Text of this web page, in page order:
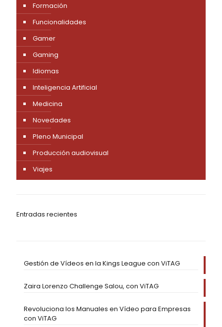
Formación
Funcionalidades
Gamer
Gaming
Idiomas
Inteligencia Artificial
Medicina
Novedades
Pleno Municipal
Producción audiovisual
Viajes
Entradas recientes
Gestión de Vídeos en la Kings League con ViTAG
Zaira Lorenzo Challenge Salou, con ViTAG
Revoluciona los Manuales en Vídeo para Empresas
con ViTAG